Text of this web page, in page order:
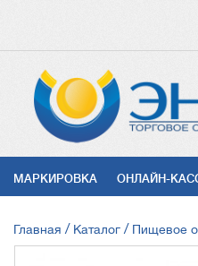
НАВИГАЦИЯ
УСЛУГИ
МАРКИРОВКА ОНЛАЙН-
СТРОКА
НАВИГАЦИИ
Главная Каталог Пищевое